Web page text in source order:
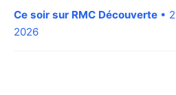
Ce soir sur RMC Découverte •
2026